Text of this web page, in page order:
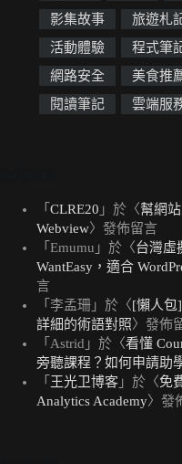
影集故事
旅遊札
活動體驗
程式筆
網路安全
美食推
閱讀筆記
雲端服
「 CLRE20 」於〈幫網
Webview〉發佈留言
「 Emumu 」於〈台灣虛
WantEasy，適合
言
「 李孟珊 」於〈[懶人包
詳細的術語對照〉發佈
「 Astrid 」於〈看懂
旁聽課程？如何申請助
「 王光卫博客 」於〈免
Analytics Academy〉發